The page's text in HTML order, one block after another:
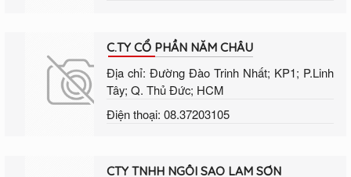
C.TY CỔ PHẦN NĂM CHÂU
Địa chỉ: Đường Đào Trinh Nhất; KP1; P.Linh
Tây; Q. Thủ Đức; HCM
Điện thoại: 08.37203105
CTY TNHH NGÔI SAO LAM SƠN